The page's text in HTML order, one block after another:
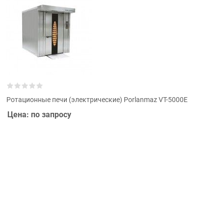
Ротационные печи (электрические) Porlanmaz VT-5000E
Цена: по запросу